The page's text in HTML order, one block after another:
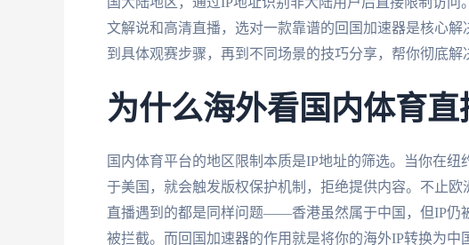
文解说和高清直播，选对一款靠谱的回国加速器是核心解
到具体观赛步骤，再到不同场景的技巧分享，帮你彻底解
为什么海外看国内体育直
国内体育平台的地区限制本质是IP地址的筛选。当你在
于美国，就会触发版权保护机制，拒绝提供内容。不止欧
直播遇到的都是同样问题——香港虽然属于中国，但IP仍
被拦截。而回国加速器的作用就是将你的海外IP转换为